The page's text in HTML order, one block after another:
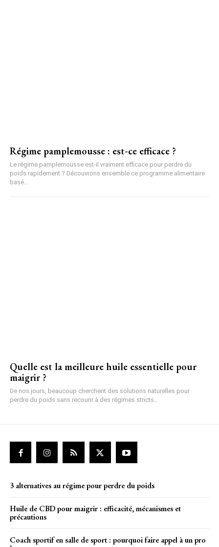
Régime pamplemousse : est-ce efficace ?
Le régime pamplemousse est-il vraiment efficace pour perdre du
poids rapidement ? Découvrons ensemble ce programme alimentaire
basé...
Quelle est la meilleure huile essentielle pour
maigrir ?
De nos jours, beaucoup cherchent des solutions naturelles pour
perdre du poids sans recourir à des régimes stricts...
3 alternatives au régime pour perdre du poids
Huile de CBD pour maigrir : efficacité, mécanismes et
précautions
Coach sportif en salle de sport : pourquoi faire appel à un pro